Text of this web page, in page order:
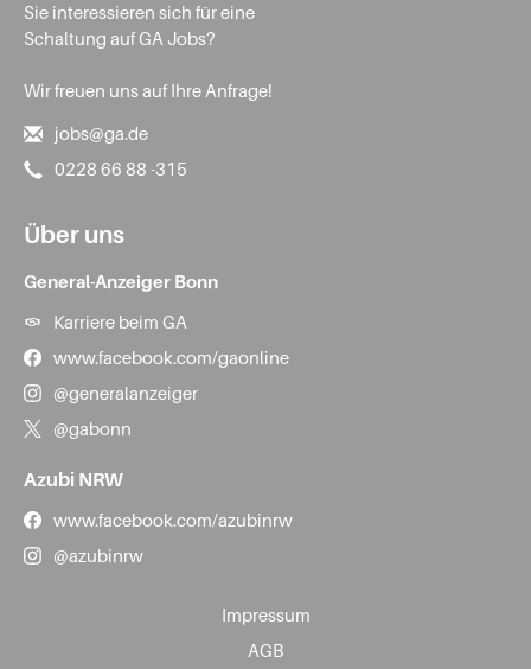
Sie interessieren sich für eine
Schaltung auf GA Jobs?
Wir freuen uns auf Ihre Anfrage!
jobs@ga.de
0228 66 88 -315
Über uns
General-Anzeiger Bonn
Karriere beim GA
www.facebook.com/gaonline
@generalanzeiger
@gabonn
Azubi NRW
www.facebook.com/azubinrw
@azubinrw
Impressum
AGB